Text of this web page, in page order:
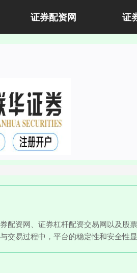
证券配资网 证
资网、证券杠杆配资交易网以及股
易过程中，平台的稳定性和安全性显